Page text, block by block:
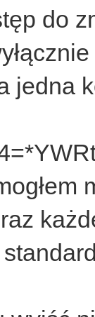
do
jedna